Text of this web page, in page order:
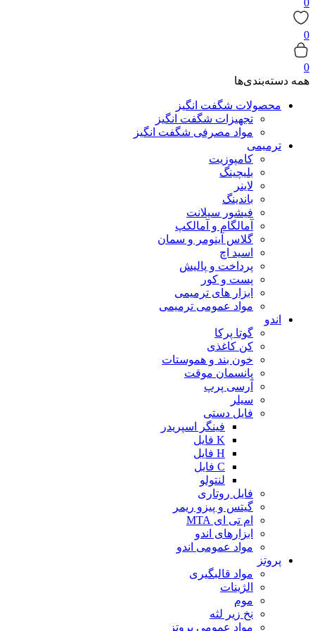
0
0
0
همه دسته‌بندی‌ها
محصولات شگفت انگیز
تجهیزات شگفت انگیز
مواد مصرفی شگفت انگیز
ترمیمی
کامپوزیت
بلیچینگ
لاینر
باندینگ
فیشور سیلانت
آمالگام و آمالکپ
گلاس آینومر و سمان
اسید اچ
پرداخت و پالیش
پست و کور
ابزار های ترمیمی
مواد عمومی ترمیمی
اندو
گوتا پرکا
کن کاغذی
خون بند و هموستات
پانسمان موقت
آرسی پرپ
سیلر
فایل دستی
فینگر اسپریدر
K فایل
H فایل
C فایل
لنتولو
فایل روتاری
گیتس و پیزو ریمر
ام تی ای MTA
ابزارهای اندو
مواد عمومی اندو
پروتز
مواد قالبگیری
الژینات
موم
نخ زیر لثه
مواد عمومی پروتز